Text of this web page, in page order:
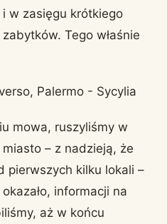
w zasięgu krótkiego
Tego właśnie
mowa, ruszyliśmy w
– z nadzieją, że
pierwszych kilku lokali –
informacji na
aż w końcu